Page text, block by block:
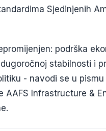
Sjedinjenih
podrška
stabilnosti i
- navodi se u
AAFS Infrastructure &